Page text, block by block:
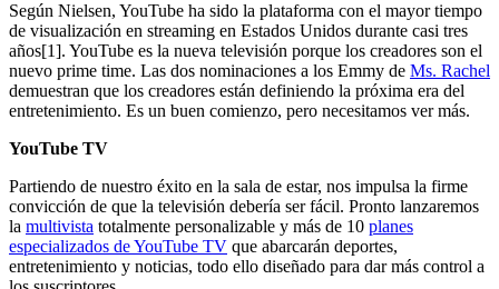
Según Nielsen, YouTube ha sido la plataforma con el mayor tiempo
de visualización en streaming en Estados Unidos durante casi tres
años[1]. YouTube es la nueva televisión porque los creadores son el
nuevo prime time. Las dos nominaciones a los Emmy de Ms. Rachel
demuestran que los creadores están definiendo la próxima era del
entretenimiento. Es un buen comienzo, pero necesitamos ver más.
YouTube TV
Partiendo de nuestro éxito en la sala de estar, nos impulsa la firme
convicción de que la televisión debería ser fácil. Pronto lanzaremos
la multivista totalmente personalizable y más de 10 planes
especializados de YouTube TV que abarcarán deportes,
entretenimiento y noticias, todo ello diseñado para dar más control a